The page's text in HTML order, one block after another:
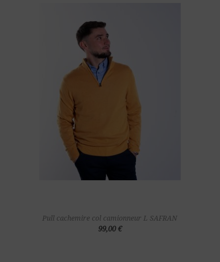
Pull cachemire col camionneur L SAFRAN
99,00 €